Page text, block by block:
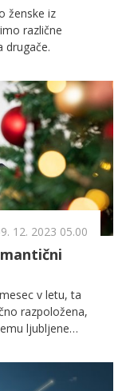
ženske iz
različne
drugače.
12. 2023 05.00
v letu, ta
razpoložena,
ljubljene